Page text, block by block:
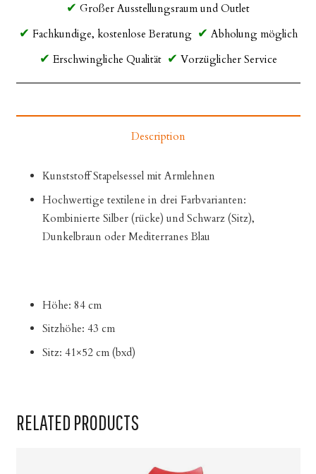
Großer Ausstellungsraum und Outlet
Fachkundige, kostenlose Beratung
Abholung möglich
Erschwingliche Qualität
Vorzüglicher Service
Description
Kunststoff Stapelsessel mit Armlehnen
Hochwertige textilene in drei Farbvarianten:
Kombinierte Silber (rücke) und Schwarz (Sitz),
Dunkelbraun oder Mediterranes Blau
Höhe: 84 cm
Sitzhöhe: 43 cm
Sitz: 41×52 cm (bxd)
RELATED PRODUCTS